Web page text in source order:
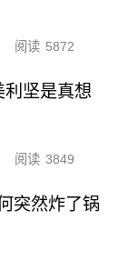
阅读 5872
利坚是真想
阅读 3849
突然炸了锅